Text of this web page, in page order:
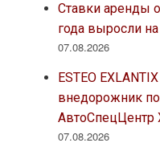
Ставки аренды
года выросли на
07.08.2026
ESTEO
внедорожник
АвтоСпецЦентр
07.08.2026